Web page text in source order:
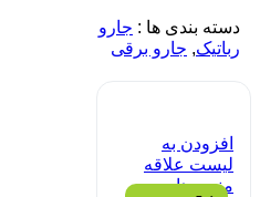
دسته بندی ها : جارو
رباتیک, جارو برقی
افزودن به
لیست علاقه
مندی ها